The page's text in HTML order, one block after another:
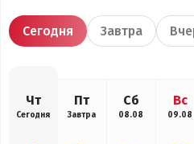
Сегодня Завтра
Чт
Сегодня
Пт
Завтра
Сб
08.08
Вс
09.08